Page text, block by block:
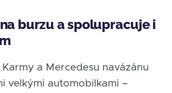
burzu a spolupracuje i
a Mercedesu navázánu
velkými automobilkami –